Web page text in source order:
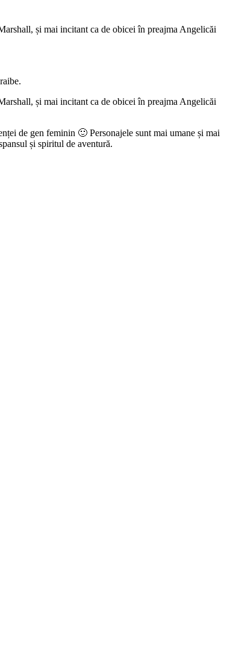
și mai incitant ca de obicei în preajma Angelicăi
și mai incitant ca de obicei în preajma Angelicăi
de gen feminin 🙂 Personajele sunt mai umane și mai
și spiritul de aventură.